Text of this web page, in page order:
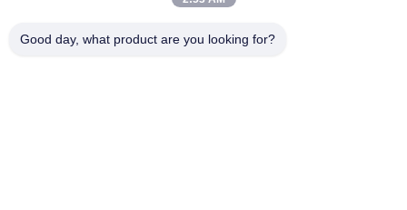
Bad Request
Good day, what product are you looking for?